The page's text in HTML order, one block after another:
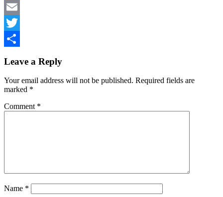
LinkedIn
Email
Twitter
Leave a Reply
Your email address will not be published. Required fields are
marked *
Comment *
Name *